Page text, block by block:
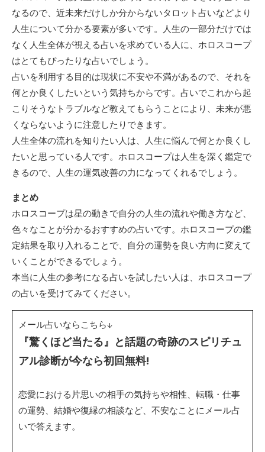
なるので、近未来だけしか分からないタロット占いなどより
人生について分かる要素が多いです。人生の一部分だけでは
なく人生全体が視える占いを求めている人に、ホロスコープ
はとてもぴったりな占いでしょう。
占いを利用する目的は現状に不安や不満があるので、それを
何とか良くしたいという気持ちからです。占いでこれから起
こりそうなトラブルなど教えてもらうことにより、未来が悪
くならないように注意したりできます。
人生全体の流れを知りたい人は、人生に悩んで何とか良くし
たいと思っている人です。ホロスコープは人生を深く鑑定で
きるので、人生の運気改善の力になってくれるでしょう。
まとめ
ホロスコープは星の動きで自分の人生の流れや働き方など、
色々なことが分かるおすすめの占いです。ホロスコープの鑑
定結果を取り入れることで、自分の運勢を良い方向に変えて
いくことができるでしょう。
本当に人生の参考になる占いを試したい人は、ホロスコープ
の占いを受けてみてください。
メール占いならこちら↓
『驚くほど当たる』と話題の奇跡のスピリチュ
アル診断が今なら初回無料!
恋愛における片思いの相手の気持ちや相性、転職・仕事
の運勢、結婚や復縁の相談など、不安なことにメール占
いで答えます。